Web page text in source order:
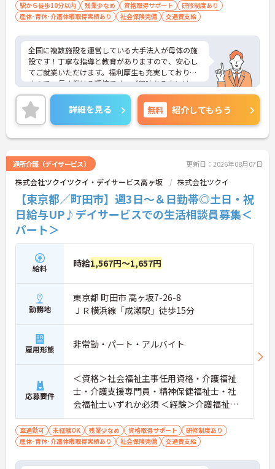
駅から徒歩10分以内 残業少なめ 資格取得サポート
研修制度あり
産休･育休･介護休暇取得実績あり
社会保険完備 交通費支給
全国に複数施設を運営している大手法人が母体の施
設です！丁寧な指導と教育がありますので、安心し
てご就業いただけます。福利厚生も充実しておりま
すので、長く働ける環境です。ご興味ある方には、
面接のポイントなど、さらに詳細をお話致しますの
でお気軽にご相談ください。
詳細を見る 無料 紹介してもらう
通所介護（デイサービス） 更新日：2026年08月07日
株式会社ツクイツクイ・デイサービス高ヶ坂 株式会社ツクイ
【東京都／町田市】週3日～＆日勤帯◎土日・祝
日給与UP♪デイサービスでの生活相談員募集＜
パート＞
給料 時給1,567円～1,657円
勤務地
東京都 町田市 高ヶ坂7-26-8
ＪＲ横浜線「成瀬駅」徒歩15分
雇用形態 非常勤・パート・アルバイト
応募要件
＜資格＞社会福祉主事任用資格・介護福祉
士・介護支援専門員・精神保健福祉士・社
会福祉士いずれか必須 ＜経験＞介護福祉士
所持者：介護実務経験1年以上(180日以上)
必須、他資格所持者：不問
車通勤可 未経験OK 残業少なめ 資格取得サポート
研修制度あり
産休･育休･介護休暇取得実績あり
社会保険完備 交通費支給